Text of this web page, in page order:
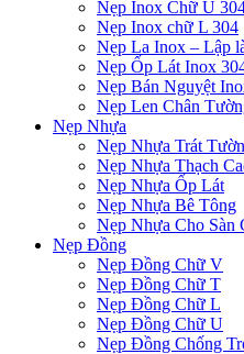
Nẹp Inox Chữ U
Nẹp Inox chữ L 304
Nẹp La Inox – Lập
Nẹp Ốp Lát Inox
Nẹp Bán Nguyệt
Nẹp Len Chân
Nẹp Nhựa
Nẹp Nhựa Trát
Nẹp Nhựa Thạch
Nẹp Nhựa Ốp Lát
Nẹp Nhựa Bê Tông
Nẹp Nhựa Cho Sàn
Nẹp Đồng
Nẹp Đồng Chữ V
Nẹp Đồng Chữ T
Nẹp Đồng Chữ L
Nẹp Đồng Chữ U
Nẹp Đồng Chống